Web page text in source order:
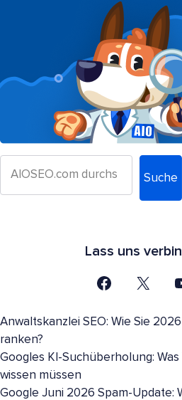
Suche
Lass uns
Anwaltskanzlei SEO: Wie Sie
ranken?
Googles KI-Suchüberholung:
wissen müssen
Google Juni 2026 Spam-Update: